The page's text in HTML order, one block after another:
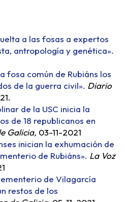
a las fosas a expertos
antropología y genética».
fosa común de Rubiáns los
de la guerra civil». Diario
de la USC inicia la
de 18 republicanos en
Galicia, 03-11-2021
inician la exhumación de
de Rubiáns». La Voz
de Vilagarcía
restos de los